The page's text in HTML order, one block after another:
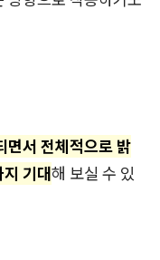
면서 전체적으로 밝
기대해 보실 수 있